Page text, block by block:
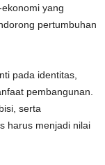
yang
pertumbuhan
pada identitas,
pembangunan.
serta
harus menjadi nilai